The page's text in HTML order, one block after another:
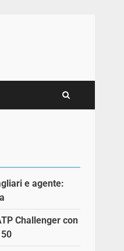
e agente:
Challenger con